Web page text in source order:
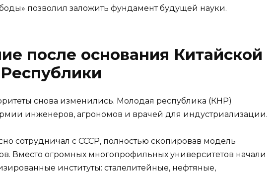
позволил заложить фундамент будущей науки.
после основания Китайской
снова изменились. Молодая республика (КНР)
инженеров, агрономов и врачей для индустриализации.
сотрудничал с СССР, полностью скопировав модель
Вместо огромных многопрофильных университетов начали
институты: сталелитейные, нефтяные,